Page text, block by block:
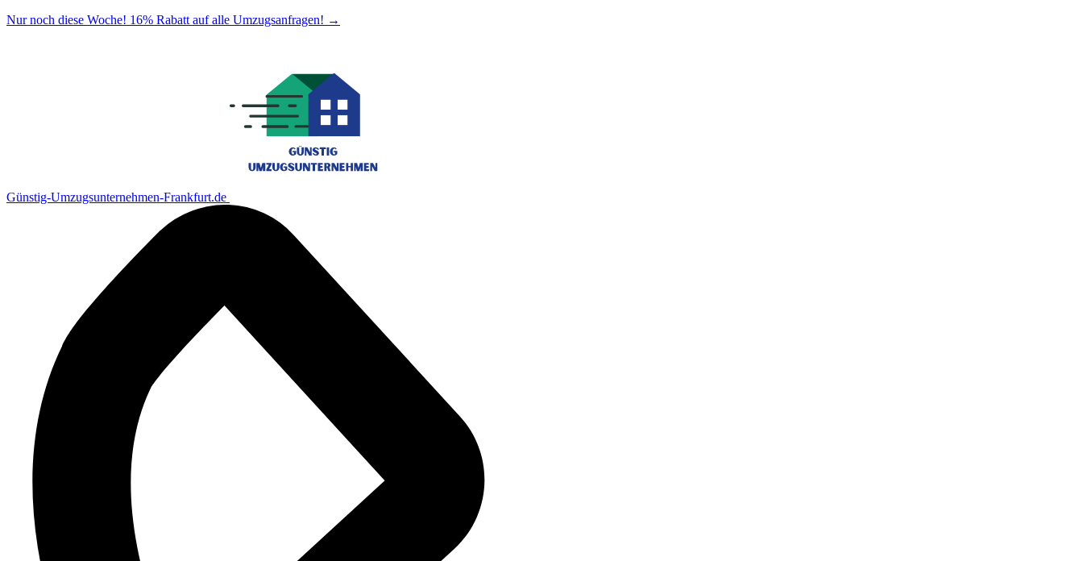
Nur noch diese Woche! 16% Rabatt auf alle Umzugsanfragen! →
Günstig-Umzugsunternehmen-Frankfurt.de